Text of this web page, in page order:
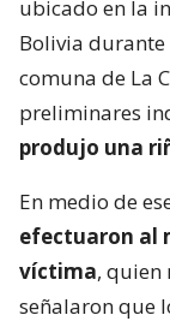
ubicado en la
Bolivia durante
comuna de La
preliminares
produjo una
En medio de
efectuaron al
víctima, quien
señalaron que